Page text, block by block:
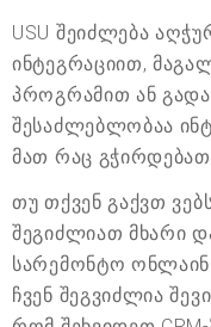
USU შეიძლება
ინტეგრაციით,
პროგრამით ან
შესაძლებლობაა
მათ რაც გჭირდებათ.
თუ თქვენ გაქვთ
შეგიძლიათ მხარი
სარემონტო ონლაინ
ჩვენ შეგვიძლია